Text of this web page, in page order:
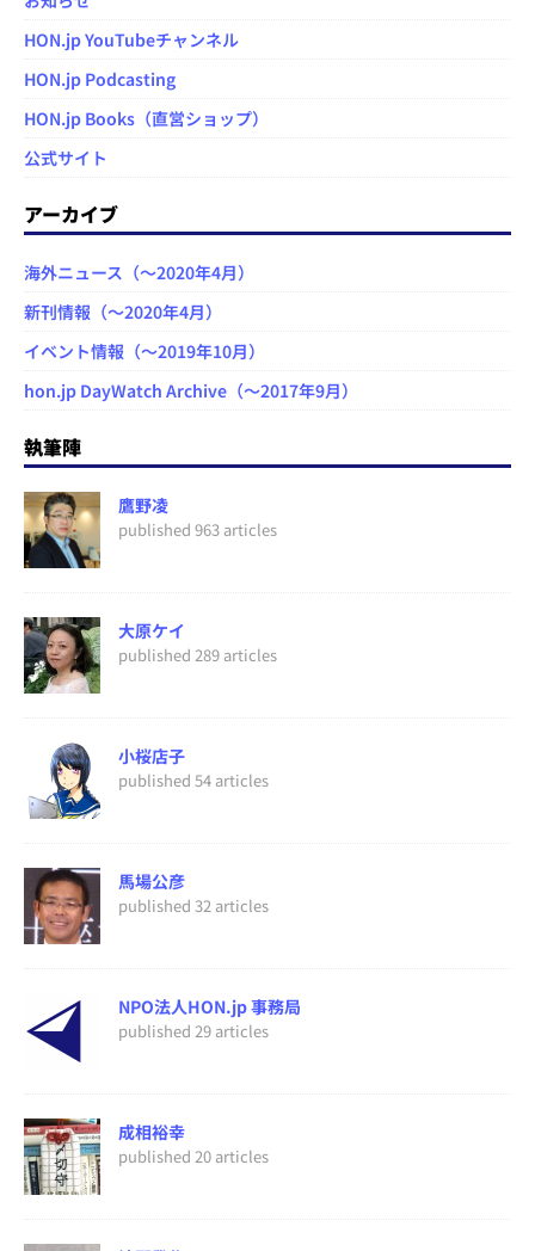
HON.jp YouTubeチャンネル
HON.jp Podcasting
HON.jp Books（直営ショップ）
公式サイト
アーカイブ
海外ニュース（～2020年4月）
新刊情報（～2020年4月）
イベント情報（～2019年10月）
hon.jp DayWatch Archive（～2017年9月）
執筆陣
鷹野凌
published 963 articles
大原ケイ
published 289 articles
小桜店子
published 54 articles
馬場公彦
published 32 articles
NPO法人HON.jp 事務局
published 29 articles
成相裕幸
published 20 articles